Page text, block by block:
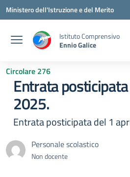
Vai ai contenuti
Vai al menu di navigazione
Vai al footer
Ministero dell'Istruzione e del Merito
Istituto Comprensivo
Ennio Galice
Circolare 276
Entrata
2025.
Entrata posticipata del 1
Personale scolastico
Non docente